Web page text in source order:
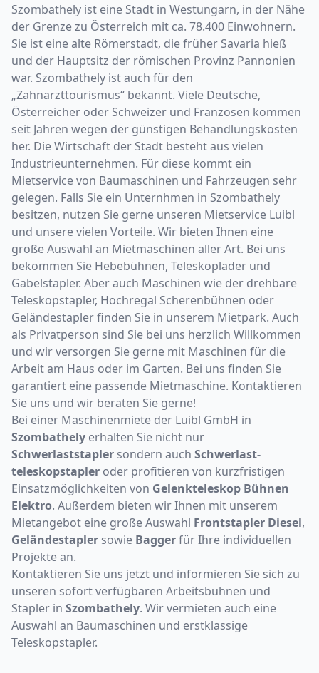
Szombathely ist eine Stadt in Westungarn, in der Nähe
der Grenze zu Österreich mit ca. 78.400 Einwohnern.
Sie ist eine alte Römerstadt, die früher Savaria hieß
und der Hauptsitz der römischen Provinz Pannonien
war. Szombathely ist auch für den
„Zahnarzttourismus“ bekannt. Viele Deutsche,
Österreicher oder Schweizer und Franzosen kommen
seit Jahren wegen der günstigen Behandlungskosten
her. Die Wirtschaft der Stadt besteht aus vielen
Industrieunternehmen. Für diese kommt ein
Mietservice von Baumaschinen und Fahrzeugen sehr
gelegen. Falls Sie ein Unternhmen in Szombathely
besitzen, nutzen Sie gerne unseren Mietservice Luibl
und unsere vielen Vorteile. Wir bieten Ihnen eine
große Auswahl an Mietmaschinen aller Art. Bei uns
bekommen Sie Hebebühnen, Teleskoplader und
Gabelstapler. Aber auch Maschinen wie der drehbare
Teleskopstapler, Hochregal Scherenbühnen oder
Geländestapler finden Sie in unserem Mietpark. Auch
als Privatperson sind Sie bei uns herzlich Willkommen
und wir versorgen Sie gerne mit Maschinen für die
Arbeit am Haus oder im Garten. Bei uns finden Sie
garantiert eine passende Mietmaschine. Kontaktieren
Sie uns und wir beraten Sie gerne!
Bei einer Maschinenmiete der Luibl GmbH in
Szombathely erhalten Sie nicht nur
Schwerlaststapler sondern auch Schwerlast­
teleskopstapler oder profitieren von kurzfristigen
Einsatzmöglichkeiten von Gelenkteleskop Bühnen
Elektro. Außerdem bieten wir Ihnen mit unserem
Mietangebot eine große Auswahl Frontstapler Diesel,
Geländestapler sowie Baggerfür Ihre individuellen
Projekte an.
Kontaktieren Sie uns jetzt und informieren Sie sich zu
unseren sofort verfügbaren Arbeitsbühnen und
Stapler in Szombathely. Wir vermieten auch eine
Auswahl an Baumaschinen und erstklassige
Teleskopstapler.